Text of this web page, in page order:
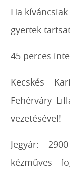
Ha
gyertek
45 perces
Kecskés
Fehérváry
vezetésével!
Jegyár:
kézműves